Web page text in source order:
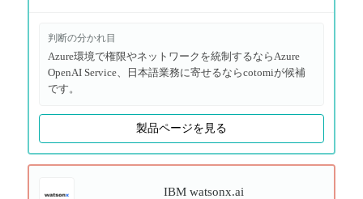
判断の分かれ目
Azure環境で権限やネットワークを統制するならAzure
OpenAI Service、日本語業務に寄せるならcotomiが候補
です。
製品ページを見る
IBM watsonx.ai